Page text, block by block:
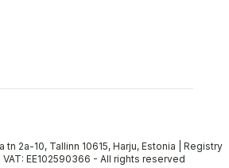
2a-10, Tallinn 10615, Harju, Estonia | Registry
EE102590366 - All rights reserved